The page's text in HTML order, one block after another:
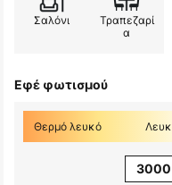
Σαλόνι
Τραπεζαρί
α
Εφέ φωτισμού
Θερμό λευκό
3000